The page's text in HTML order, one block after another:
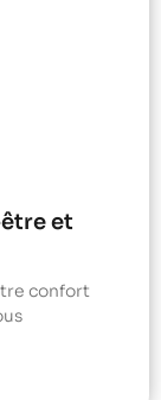
et
confort